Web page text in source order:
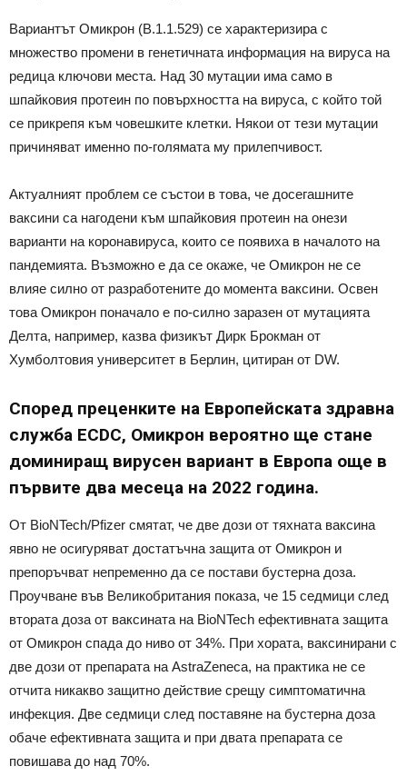
Вариантът Омикрон (B.1.1.529) се характеризира с
множество промени в генетичната информация на вируса на
редица ключови места. Над 30 мутации има само в
шпайковия протеин по повърхността на вируса, с който той
се прикрепя към човешките клетки. Някои от тези мутации
причиняват именно по-голямата му прилепчивост.
Актуалният проблем се състои в това, че досегашните
ваксини са нагодени към шпайковия протеин на онези
варианти на коронавируса, които се появиха в началото на
пандемията. Възможно е да се окаже, че Омикрон не се
влияе силно от разработените до момента ваксини. Освен
това Омикрон поначало е по-силно заразен от мутацията
Делта, например, казва физикът Дирк Брокман от
Хумболтовия университет в Берлин, цитиран от DW.
Според преценките на Европейската здравна
служба ECDC, Омикрон вероятно ще стане
доминиращ вирусен вариант в Европа още в
първите два месеца на 2022 година.
От BioNTech/Pfizer смятат, че две дози от тяхната ваксина
явно не осигуряват достатъчна защита от Омикрон и
препоръчват непременно да се постави бустерна доза.
Проучване във Великобритания показа, че 15 седмици след
втората доза от ваксината на BioNTech ефективната защита
от Омикрон спада до ниво от 34%. При хората, ваксинирани с
две дози от препарата на AstraZeneca, на практика не се
отчита никакво защитно действие срещу симптоматична
инфекция. Две седмици след поставяне на бустерна доза
обаче ефективната защита и при двата препарата се
повишава до над 70%.